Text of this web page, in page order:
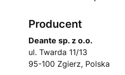
Producent
Deante sp. z o.o.
ul. Twarda 11/13
95-100 Zgierz, Polska